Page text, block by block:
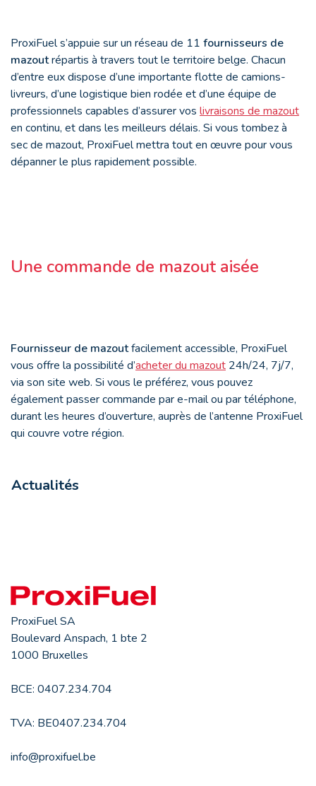
ProxiFuel s’appuie sur un réseau de 11 fournisseurs de
mazoutrépartis à travers tout le territoire belge. Chacun
d’entre eux dispose d’une importante flotte de camions-
livreurs, d’une logistique bien rodée et d’une équipe de
professionnels capables d’assurer vos livraisons de mazout
en continu, et dans les meilleurs délais. Si vous tombez à
sec de mazout, ProxiFuel mettra tout en œuvre pour vous
dépanner le plus rapidement possible.
Une commande de mazout aisée
Fournisseur de mazoutfacilement accessible, ProxiFuel
vous offre la possibilité d’acheter du mazout 24h/24, 7j/7,
via son site web. Si vous le préférez, vous pouvez
également passer commande par e-mail ou par téléphone,
durant les heures d’ouverture, auprès de l’antenne ProxiFuel
qui couvre votre région.
Actualités
ProxiFuel SA
Boulevard Anspach, 1 bte 2
1000 Bruxelles
BCE: 0407.234.704
TVA: BE0407.234.704
info@proxifuel.be